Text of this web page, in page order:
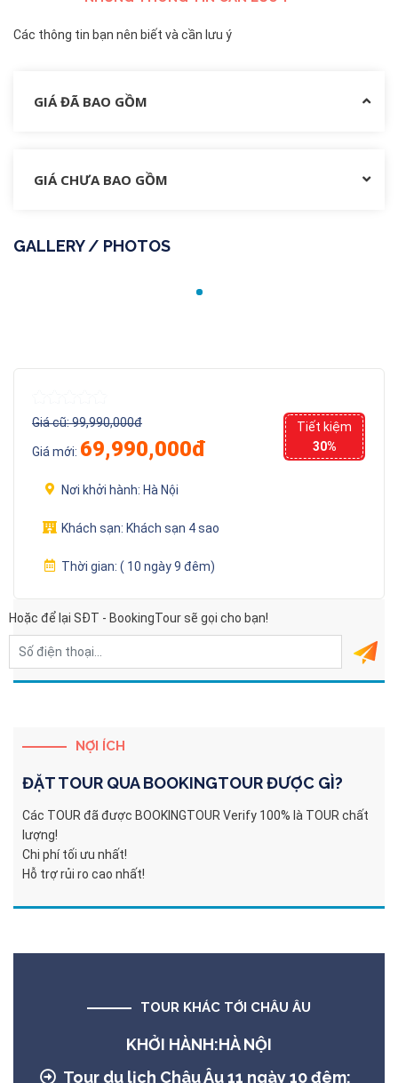
Các thông tin bạn nên biết và cần lưu ý
GIÁ ĐÃ BAO GỒM
GIÁ CHƯA BAO GỒM
GALLERY / PHOTOS
Giá cũ:99,990,000đ
Giá mới: 69,990,000đ
Tiết kiệm
30%
Nơi khởi hành: Hà Nội
Khách sạn: Khách sạn 4 sao
Thời gian:( 10 ngày 9 đêm)
Hoặc để lại SĐT - BookingTour sẽ gọi cho bạn!
NỢI ÍCH
ĐẶT TOUR QUABOOKINGTOURĐƯỢC GÌ?
Các TOUR đã được BOOKINGTOUR Verify 100% là TOUR chất
lượng!
Chi phí tối ưu nhất!
Hỗ trợ rủi ro cao nhất!
TOUR KHÁC TỚI CHÂU ÂU
KHỞI HÀNH:HÀ NỘI
Tour du lịch Châu Âu 11 ngày 10 đêm: